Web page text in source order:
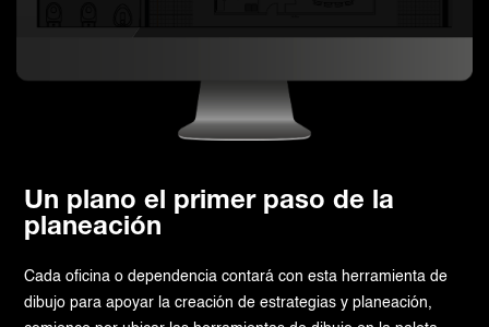
Un plano el primer paso de la
planeación
Cada oficina o dependencia contará con esta herramienta de
dibujo para apoyar la creación de estrategias y planeación,